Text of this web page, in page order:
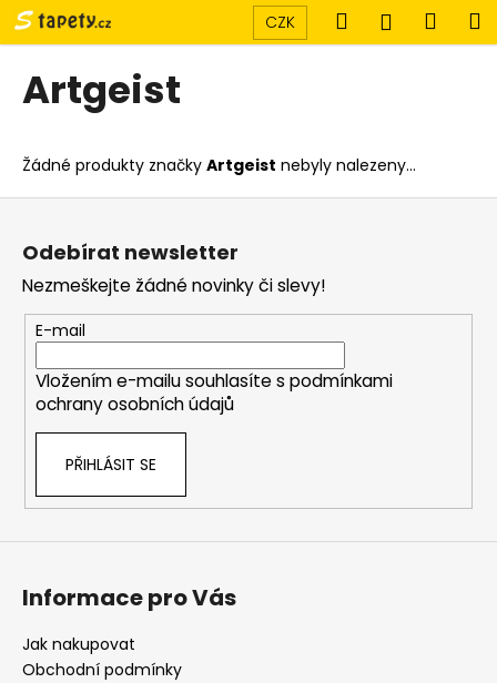
Přejít
na
obsah
CZK Hledat
Artgeist
Žádné produkty značky Artgeist nebyly nalezeny...
o
o
p
o
t
ř
e
b
u
e
n
j
í
t
?
Z
Odebírat newsletter
Nezmeškejte žádné novinky či slevy!
E-mail
Vložením e-mailu souhlasíte s podmínkami
ochrany osobních údajů
PŘIHLÁSIT SE
Informace pro Vás
Jak nakupovat
Obchodní podmínky